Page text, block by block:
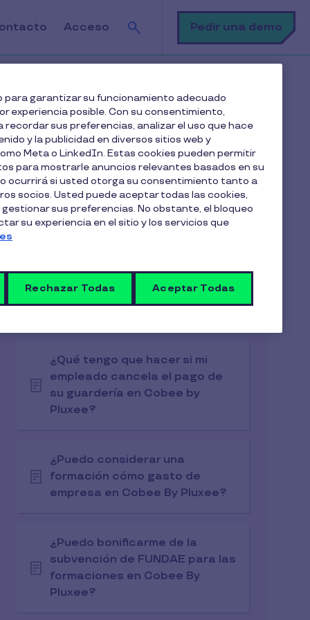
Acceso
Buscar
Pedir una demo
Artículos en esta categoría
Gestión de beneficios a
¿Cómo funciona el beneficio de
Guardería en Cobee by Pluxee?
¿Qué tengo que hacer si mi
empleado cancela el pago de
su guardería en Cobee by
Pluxee?
¿Puedo considerar una
formación cómo gasto de
empresa en Cobee By Pluxee?
¿Puedo bonificarme de la
subvención de FUNDAE para las
formaciones en Cobee By
Pluxee?
para garantizar su funcionamiento adecuado
experiencia posible. Con su consentimiento,
sus preferencias, analizar el uso que hace
y la publicidad en diversos sitios web y
Meta o LinkedIn. Estas cookies pueden permitir
para mostrarle anuncios relevantes basados en su
ocurrirá si usted otorga su consentimiento tanto a
socios. Usted puede aceptar todas las cookies,
sus preferencias. No obstante, el bloqueo
su experiencia en el sitio y los servicios que
Rechazar Todas Aceptar Todas